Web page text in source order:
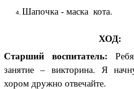
Шапочка - маска кота.
ХОД:
Старший воспитатель:
занятие – викторина. Я
хором дружно отвечайте.